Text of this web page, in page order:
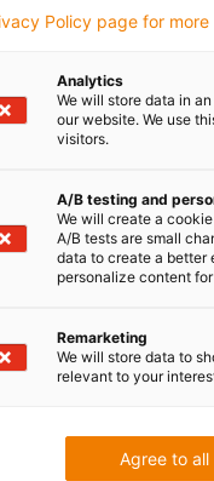
mêmes volumes
polymères,
polymères
atteignables
Atouts
les grandes
Policy page for more
Analytics
We will store data in
our website. We use
visitors.
A/B testing and
We will create a
A/B tests are small
data to create a better
personalize content
Remarketing
We will store data to
relevant to your
Agree to all